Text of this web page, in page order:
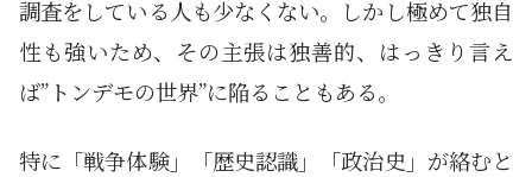
調査をしている人も少なくない。しかし極めて独自
性も強いため、その主張は独善的、はっきり言え
ば”トンデモの世界”に陥ることもある。
特に「戦争体験」「歴史認識」「政治史」が絡むと